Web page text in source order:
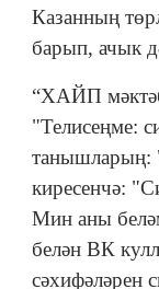
Казанның
барып, ачык
“ХАЙП
"Телисеңме:
танышларың:
киресенчә:
Мин аны
белән ВК
сәхифәләрен